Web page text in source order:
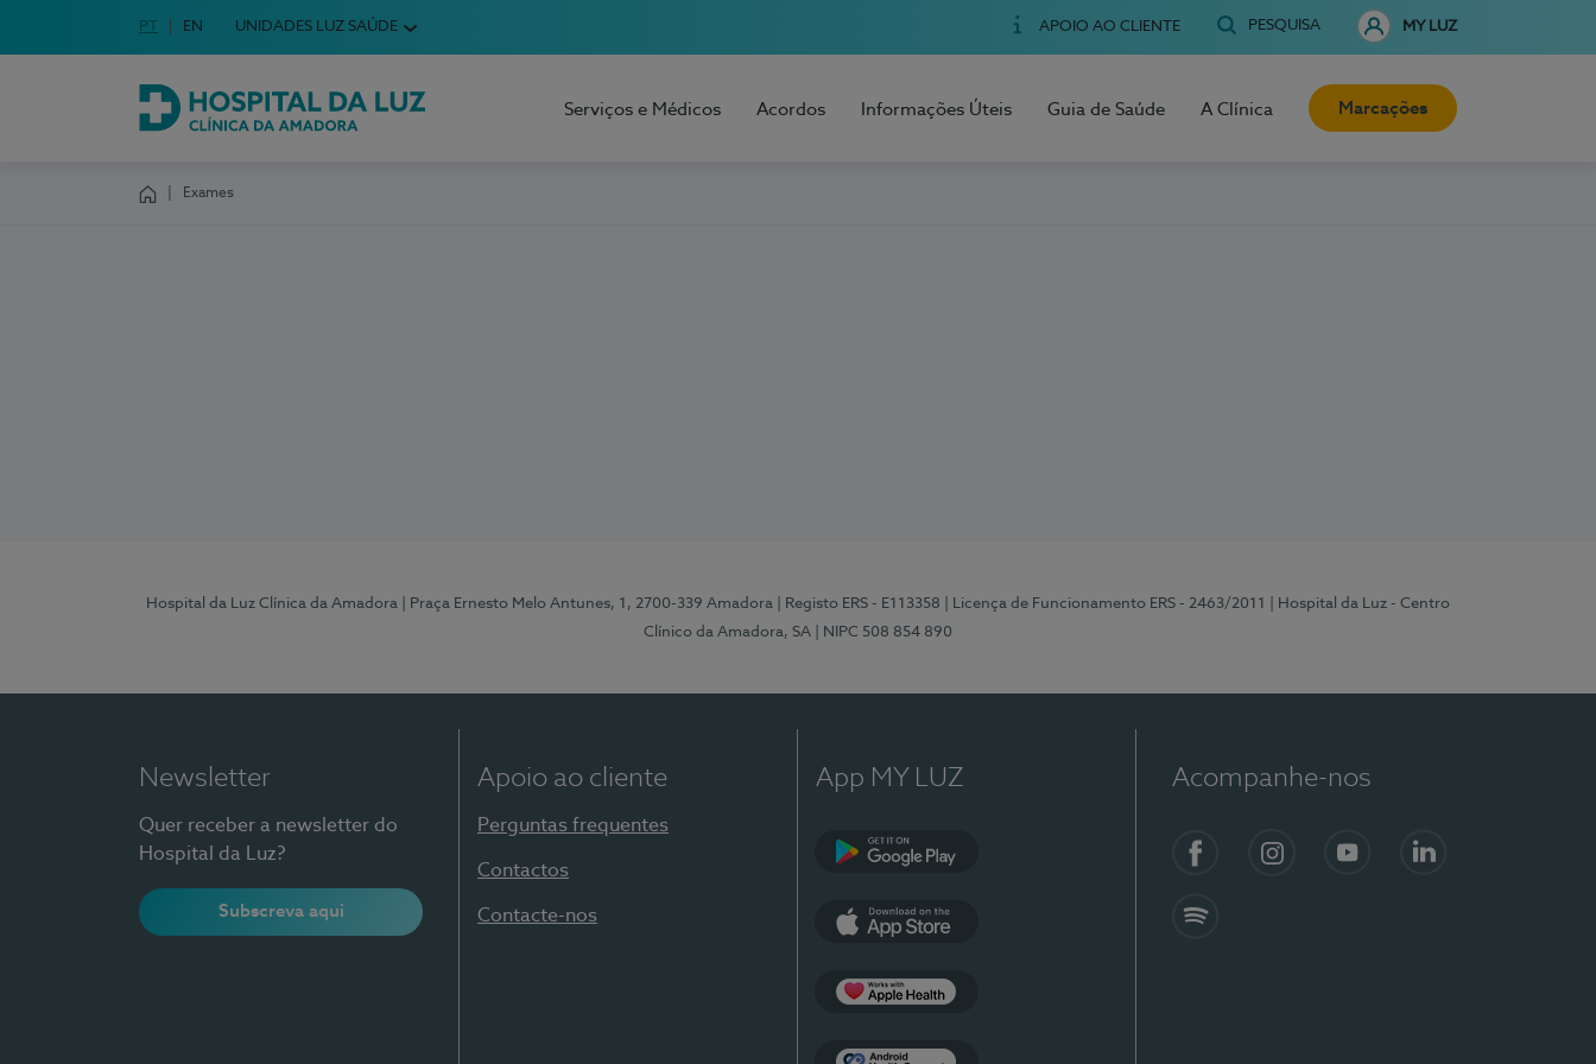
Escolha o seu idioma
Idioma em Português
PT English Language
EN UNIDADES LUZ SAÚDE APOIO AO CLIENTE PESQUISA MY LUZ
Hospital da Luz Clínica da Amadora
Serviços e Médicos Acordos Informações Úteis Guia de Saúde A Clínica Marcações
Exames
Hospital da Luz Clínica da Amadora | Praça Ernesto Melo Antunes, 1, 2700-339 Amadora | Registo ERS - E113358 | Licença de Funcionamento ERS - 2463/2011
| Hospital da Luz - Centro
Clínico da Amadora, SA
| NIPC 508 854 890
Newsletter
Quer receber a newsletter do
Hospital da Luz?
Subscreva aqui
Apoio ao cliente
Perguntas frequentes
Contactos
Contacte-nos
App MY LUZ Acompanhe-nos